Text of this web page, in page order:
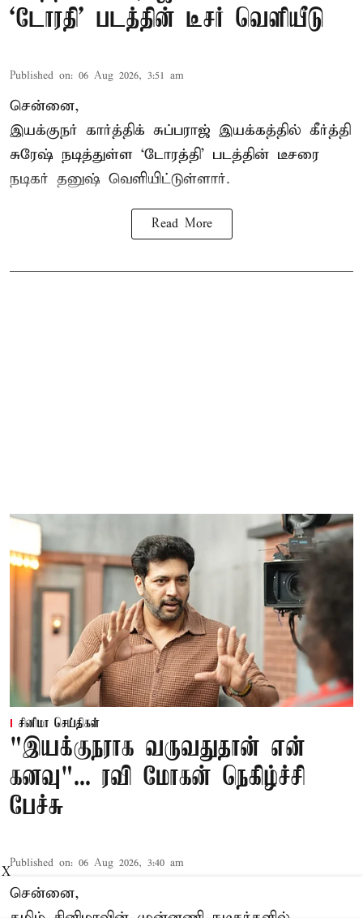
`டோரதி' படத்தின் டீசர் வெளியீடு
Published on: 06 Aug 2026, 3:51 am
சென்னை,
இயக்குநர் கார்த்திக் சுப்பராஜ் இயக்கத்தில் கீர்த்தி
சுரேஷ் நடித்துள்ள `டோரத்தி' படத்தின் டீசரை
நடிகர் தனுஷ் வெளியிட்டுள்ளார்.
Read More
சினிமா செய்திகள்
"இயக்குநராக வருவதுதான் என்
கனவு"... ரவி மோகன் நெகிழ்ச்சி
பேச்சு
Published on: 06 Aug 2026, 3:40 am
சென்னை,
X